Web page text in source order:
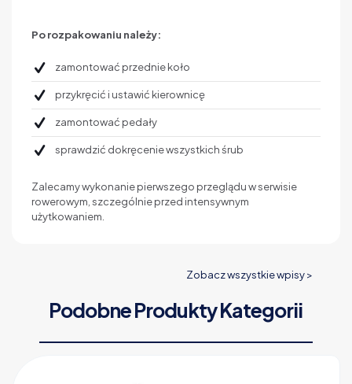
Po rozpakowaniu należy:
zamontować przednie koło
przykręcić i ustawić kierownicę
zamontować pedały
sprawdzić dokręcenie wszystkich śrub
Zalecamy wykonanie pierwszego przeglądu w serwisie
rowerowym, szczególnie przed intensywnym
użytkowaniem.
Zobacz wszystkie wpisy >
Podobne Produkty Kategorii